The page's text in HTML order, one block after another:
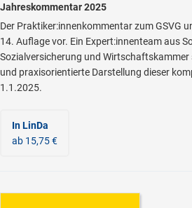
Jahreskommentar 2025
Der Praktiker:innenkommentar zum GSVG
14. Auflage vor. Ein Expert:innenteam aus
Sozialversicherung und
und praxisorientierte Darstellung dieser
1.1.2025.
In LinDa
ab 15,75 €